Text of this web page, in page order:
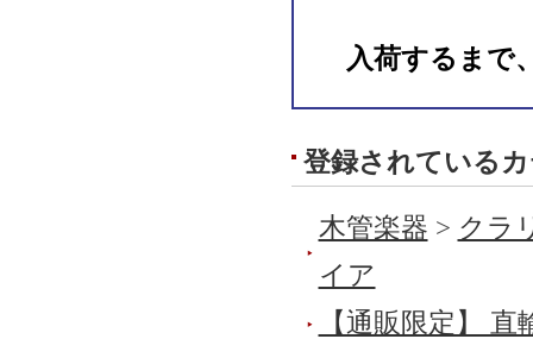
入荷するまで
登録されている
木管楽器 > クラ
イア
【通販限定】 直